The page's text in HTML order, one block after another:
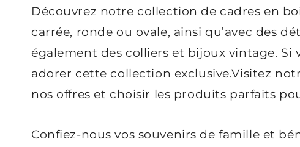
Découvrez notre collection de cadres en
carrée, ronde ou ovale, ainsi qu’avec des
également des colliers et bijoux vintage. Si
adorer cette collection exclusive.Visitez
nos offres et choisir les produits parfaits
Confiez-nous vos souvenirs de famille et